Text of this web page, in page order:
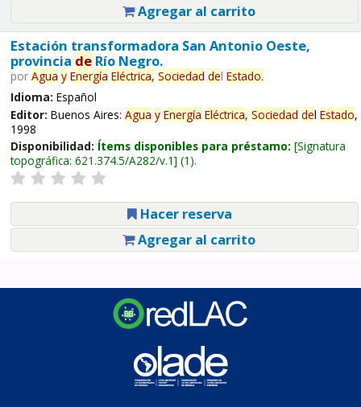
Agregar al carrito
Estación transformadora San Antonio Oeste,
provincia deRío Negro.
por Agua y Energía Eléctrica, Sociedad del Estado.
Idioma: Español
Editor: Buenos Aires: Agua y Energía Eléctrica, Sociedad del Estado,
1998
Disponibilidad: Ítems disponibles para préstamo: Signatura
topográfica: 621.374.5/A282/v.1 (1).
Hacer reserva
Agregar al carrito